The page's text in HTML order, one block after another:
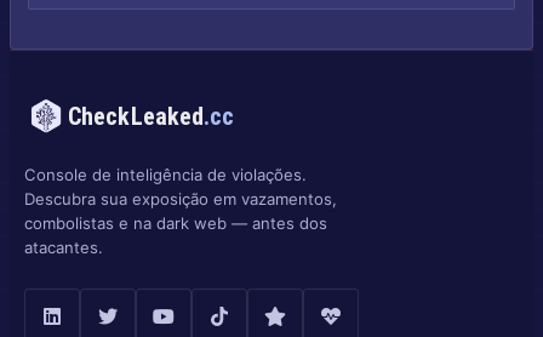
CheckLeaked.cc
Console de inteligência de violações.
Descubra sua exposição em vazamentos,
combolistas e na dark web — antes dos
atacantes.